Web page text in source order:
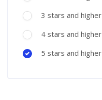
3 stars and higher
4 stars and higher
5 stars and higher